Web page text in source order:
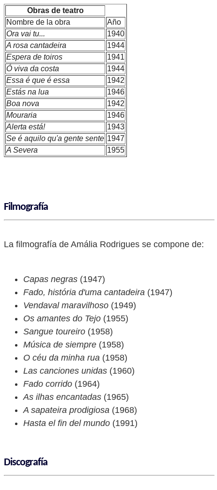
Obras de teatro
Nombre de la obra
Año
Ora vai tu...
1940
A rosa cantadeira
1944
Espera de toiros
1941
Ó viva da costa
1944
Essa é que é essa
1942
Estás na lua
1946
Boa nova
1942
Mouraria
1946
Alerta está!
1943
Se é aquilo qu'a gente sente 1947
A Severa
1955
Filmografía
La filmografía de Amália Rodrigues se compone de:
Capas negras (1947)
Fado, história d'uma cantadeira (1947)
Vendaval maravilhoso (1949)
Os amantes do Tejo (1955)
Sangue toureiro (1958)
Música de siempre (1958)
O céu da minha rua (1958)
Las canciones unidas (1960)
Fado corrido (1964)
As ilhas encantadas (1965)
A sapateira prodigiosa (1968)
Hasta el fin del mundo (1991)
Discografía